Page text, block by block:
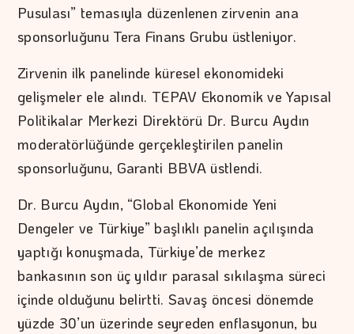
Pusulası” temasıyla düzenlenen zirvenin ana
sponsorluğunu Tera Finans Grubu üstleniyor.
Zirvenin ilk panelinde küresel ekonomideki
gelişmeler ele alındı. TEPAV Ekonomik ve Yapısal
Politikalar Merkezi Direktörü Dr. Burcu Aydın
moderatörlüğünde gerçekleştirilen panelin
sponsorluğunu, Garanti BBVA üstlendi.
Dr. Burcu Aydın, “Global Ekonomide Yeni
Dengeler ve Türkiye” başlıklı panelin açılışında
yaptığı konuşmada, Türkiye’de merkez
bankasının son üç yıldır parasal sıkılaşma süreci
içinde olduğunu belirtti. Savaş öncesi dönemde
yüzde 30’un üzerinde seyreden enflasyonun, bu